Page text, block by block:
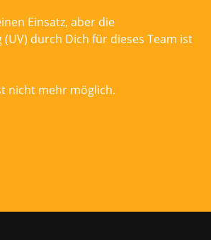
Einsatz, aber die
durch Dich für dieses Team ist
nicht mehr möglich.